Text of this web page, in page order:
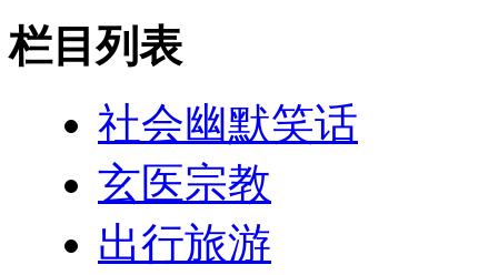
栏目列表
社会幽默笑话
玄医宗教
出行旅游